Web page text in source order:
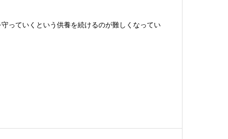
っていくという供養を続けるのが難しくなってい